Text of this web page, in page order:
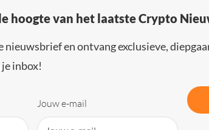
hoogte van het laatste Crypto
nieuwsbrief en ontvang exclusieve,
inbox!
Jouw e-mail